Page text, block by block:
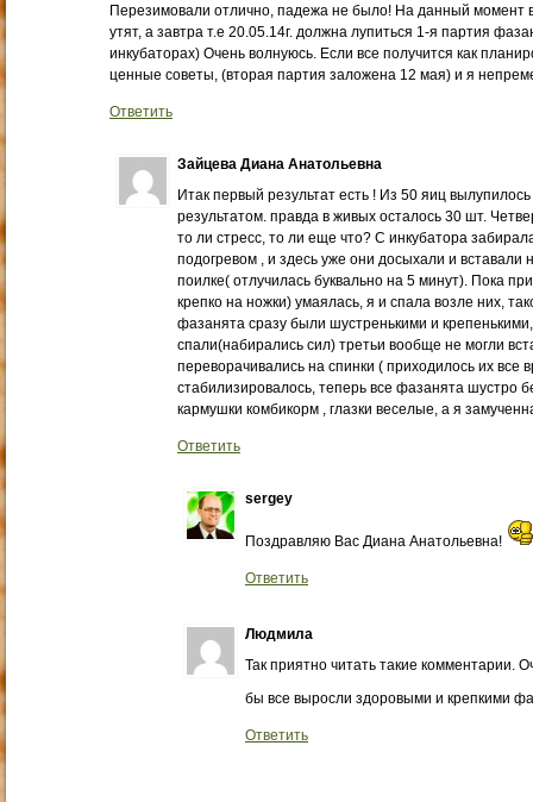
Перезимовали отлично, падежа не было! На данный момент
утят, а завтра т.е 20.05.14г. должна лупиться 1-я партия
инкубаторах) Очень волнуюсь. Если все получится как
ценные советы, (вторая партия заложена 12 мая) и я
Ответить
Зайцева Диана Анатольевна
Итак первый результат есть ! Из 50 яиц
результатом. правда в живых осталось 30 шт.
то ли стресс, то ли еще что? С инкубатора
подогревом , и здесь уже они досыхали и вставали
поилке( отлучилась буквально на 5 минут). Пока
крепко на ножки) умаялась, я и спала возле них,
фазанята сразу были шустренькими и
спали(набирались сил) третьи вообще не могли
переворачивались на спинки ( приходилось их все
стабилизировалось, теперь все фазанята шустро
кармушки комбикорм , глазки веселые, а я
Ответить
sergey
Поздравляю Вас Диана Анатольевна!
Ответить
Людмила
Так приятно читать такие комментарии.
бы все выросли здоровыми и крепкими
Ответить